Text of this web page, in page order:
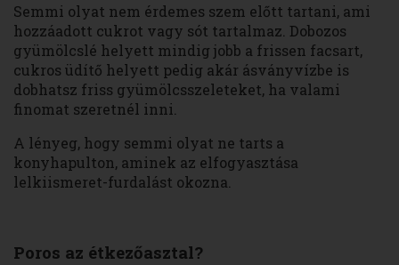
Semmi olyat nem érdemes szem előtt tartani, ami
hozzáadott cukrot vagy sót tartalmaz. Dobozos
gyümölcslé helyett mindig jobb a frissen facsart,
cukros üdítő helyett pedig akár ásványvízbe is
dobhatsz friss gyümölcsszeleteket, ha valami
finomat szeretnél inni.
A lényeg, hogy semmi olyat ne tarts a
konyhapulton, aminek az elfogyasztása
lelkiismeret-furdalást okozna.
Poros az étkezőasztal?